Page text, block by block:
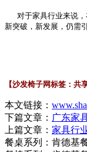
对于家具行业来说，
新突破，新发展，仍需
【沙发椅子网标签：共
本文链接：
下篇文章： 广东家
上篇文章： 家具行
餐桌系列：肯德基